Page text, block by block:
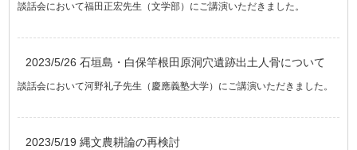
談話会において福田正宏先生（文学部）にご講演いただきました。
2023/5/26 石垣島・白保竿根田原洞穴遺跡出土人骨について
談話会において河野礼子先生（慶應義塾大学）にご講演いただきました。
2023/5/19 縄文農耕論の再検討